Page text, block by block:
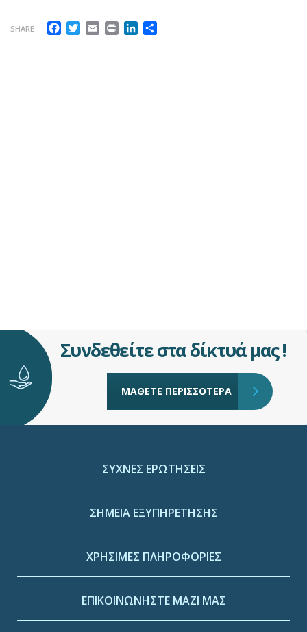
SHARE Facebook
Twitter
EmailPrintLinkedIn
Συνδεθείτε στα δίκτυά μας !
ΜΑΘΕΤΕ ΠΕΡΙΣΣΟΤΕΡΑ
ΣΥΧΝΕΣ ΕΡΩΤΗΣΕΙΣ
ΣΗΜΕΙΑ ΕΞΥΠΗΡΕΤΗΣΗΣ
ΧΡΗΣΙΜΕΣ ΠΛΗΡΟΦΟΡΙΕΣ
ΕΠΙΚΟΙΝΩΝΗΣΤΕ ΜΑΖΙ ΜΑΣ